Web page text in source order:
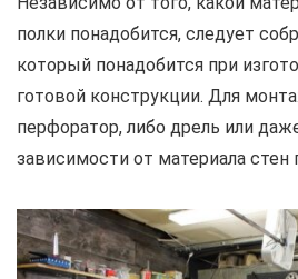
полки понадобится, следует
который понадобится при
готовой конструкции. Для
перфоратор, либо дрель или
зависимости от материала стен